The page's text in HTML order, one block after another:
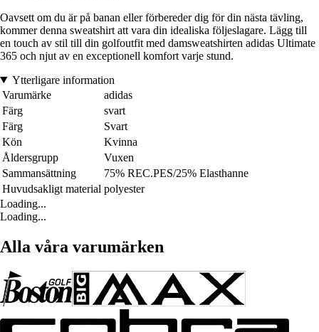
Oavsett om du är på banan eller förbereder dig för din nästa tävling,
kommer denna sweatshirt att vara din idealiska följeslagare. Lägg till
en touch av stil till din golfoutfit med damsweatshirten adidas Ultimate
365 och njut av en exceptionell komfort varje stund.
Ytterligare information
Varumärke
adidas
Färg
svart
Färg
Svart
Kön
Kvinna
Åldersgrupp
Vuxen
Sammansättning
75% REC.PES/25% Elasthanne
Huvudsakligt material polyester
Loading...
Loading...
Alla våra varumärken